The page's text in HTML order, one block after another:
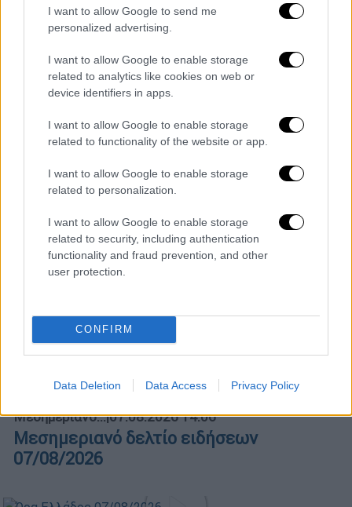
I want to allow Google to send me
personalized advertising.
I want to allow Google to enable storage
related to analytics like cookies on web or
device identifiers in apps.
I want to allow Google to enable storage
related to functionality of the website or app.
I want to allow Google to enable storage
related to personalization.
I want to allow Google to enable storage
related to security, including authentication
functionality and fraud prevention, and other
user protection.
CONFIRM
Data Deletion Data Access Privacy Policy
POPULAR VIDEOS
Κεντρικό...| 07.08.2026 19:53
Κεντρικό δελτίο ειδήσεων 07/08/2026
Μνημόσυνο για τη Λένα Σαμαρά στο Α΄
Νεκροταφείο Αθηνών
Μεσημεριανό...|07.08.2026 14:06
Μεσημεριανό δελτίο ειδήσεων
07/08/2026